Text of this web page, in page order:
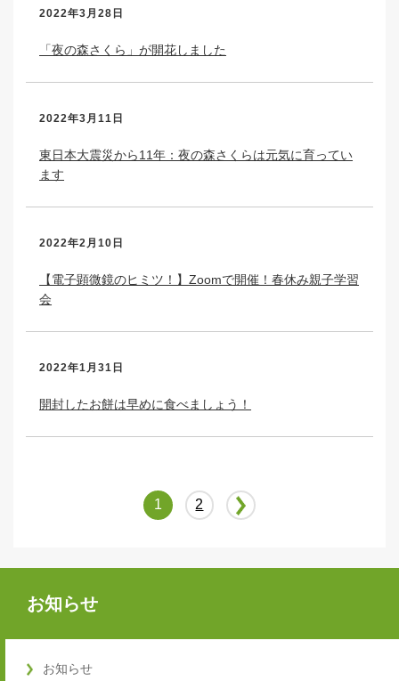
2022年3月28日
「夜の森さくら」が開花しました
2022年3月11日
東日本大震災から11年：夜の森さくらは元気に育ってい
ます
2022年2月10日
【電子顕微鏡のヒミツ！】Zoomで開催！春休み親子学習
会
2022年1月31日
開封したお餅は早めに食べましょう！
1 2
お知らせ
お知らせ